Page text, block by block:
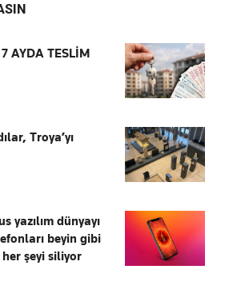
AYDA TESLİM
Troya’yı
yazılım dünyayı
beyin gibi
şeyi siliyor